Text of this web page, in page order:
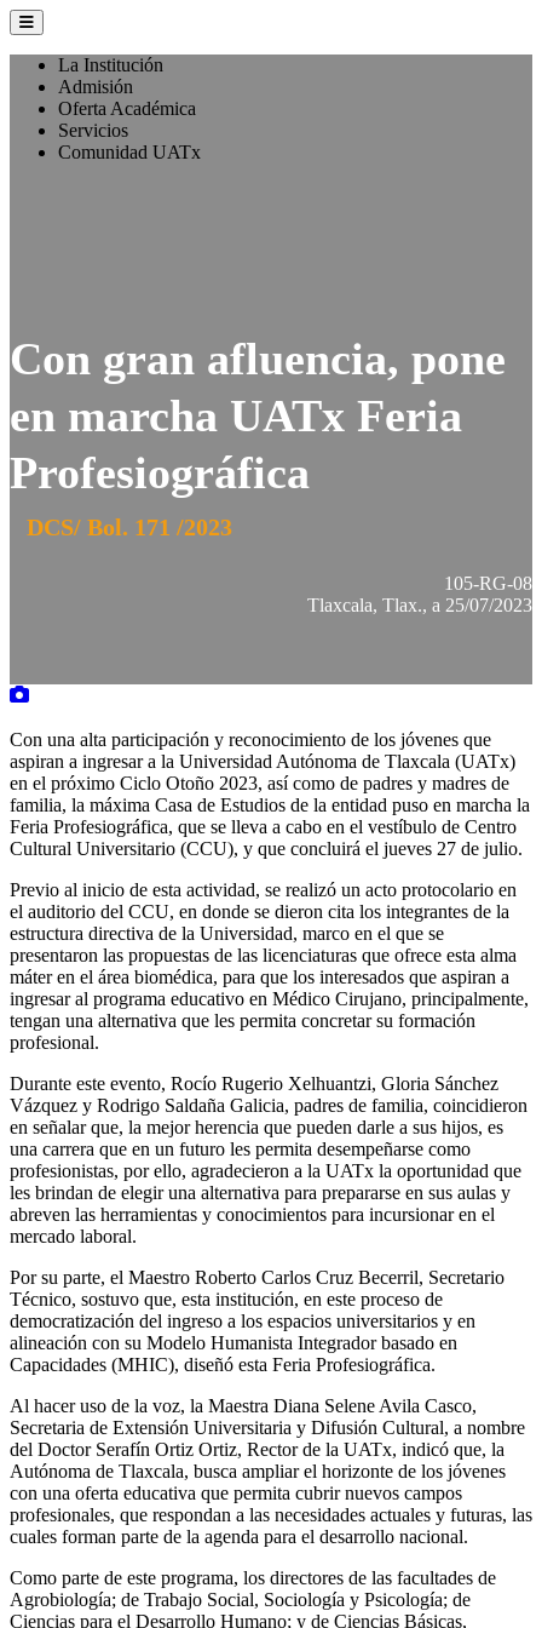
La Institución
Admisión
Oferta Académica
Servicios
Comunidad UATx
Con gran afluencia, pone
en marcha UATx Feria
Profesiográfica
DCS/ Bol. 171 /2023
105-RG-08
Tlaxcala, Tlax., a 25/07/2023
Con una alta participación y reconocimiento de los jóvenes que
aspiran a ingresar a la Universidad Autónoma de Tlaxcala (UATx)
en el próximo Ciclo Otoño 2023, así como de padres y madres de
familia, la máxima Casa de Estudios de la entidad puso en marcha la
Feria Profesiográfica, que se lleva a cabo en el vestíbulo de Centro
Cultural Universitario (CCU), y que concluirá el jueves 27 de julio.
Previo al inicio de esta actividad, se realizó un acto protocolario en
el auditorio del CCU, en donde se dieron cita los integrantes de la
estructura directiva de la Universidad, marco en el que se
presentaron las propuestas de las licenciaturas que ofrece esta alma
máter en el área biomédica, para que los interesados que aspiran a
ingresar al programa educativo en Médico Cirujano, principalmente,
tengan una alternativa que les permita concretar su formación
profesional.
Durante este evento, Rocío Rugerio Xelhuantzi, Gloria Sánchez
Vázquez y Rodrigo Saldaña Galicia, padres de familia, coincidieron
en señalar que, la mejor herencia que pueden darle a sus hijos, es
una carrera que en un futuro les permita desempeñarse como
profesionistas, por ello, agradecieron a la UATx la oportunidad que
les brindan de elegir una alternativa para prepararse en sus aulas y
abreven las herramientas y conocimientos para incursionar en el
mercado laboral.
Por su parte, el Maestro Roberto Carlos Cruz Becerril, Secretario
Técnico, sostuvo que, esta institución, en este proceso de
democratización del ingreso a los espacios universitarios y en
alineación con su Modelo Humanista Integrador basado en
Capacidades (MHIC), diseñó esta Feria Profesiográfica.
Al hacer uso de la voz, la Maestra Diana Selene Avila Casco,
Secretaria de Extensión Universitaria y Difusión Cultural, a nombre
del Doctor Serafín Ortiz Ortiz, Rector de la UATx, indicó que, la
Autónoma de Tlaxcala, busca ampliar el horizonte de los jóvenes
con una oferta educativa que permita cubrir nuevos campos
profesionales, que respondan a las necesidades actuales y futuras, las
cuales forman parte de la agenda para el desarrollo nacional.
Como parte de este programa, los directores de las facultades de
Agrobiología; de Trabajo Social, Sociología y Psicología; de
Ciencias para el Desarrollo Humano; y de Ciencias Básicas,